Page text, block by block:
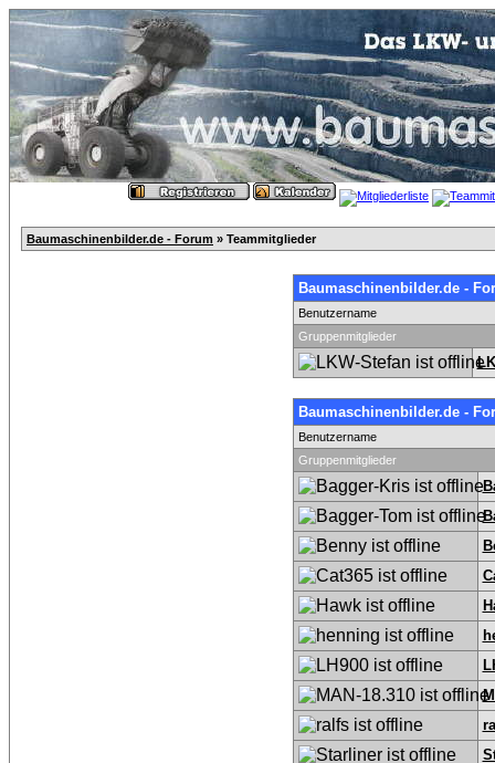
Baumaschinenbilder.de - Forum » Teammitglieder
Baumaschinenbilder.de -
Benutzername
Gruppenmitglieder
Baumaschinenbilder.de -
Benutzername
Gruppenmitglieder